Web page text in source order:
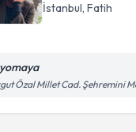
İstanbul, Fatih
Özal Millet Cad. Şehremini